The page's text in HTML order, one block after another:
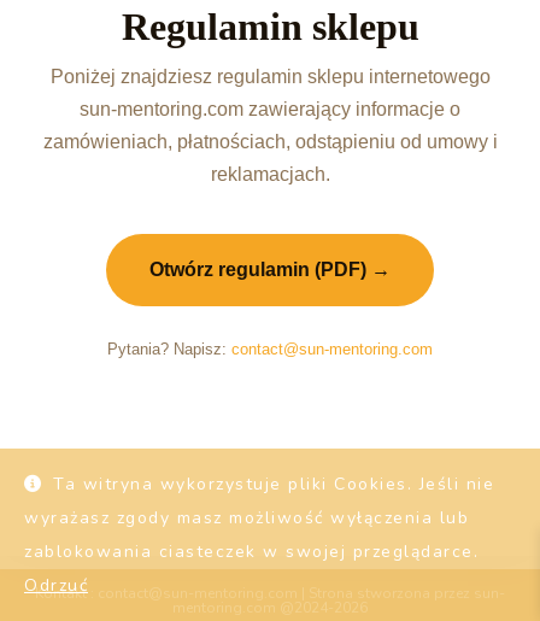
Ta witryna wykorzystuje pliki Cookies. Jeśli nie
wyrażasz zgody masz możliwość wyłączenia lub
zablokowania ciasteczek w swojej przeglądarce.
Odrzuć
Regulamin sklepu
Poniżej znajdziesz regulamin sklepu internetowego
sun-mentoring.com zawierający informacje o
zamówieniach, płatnościach, odstąpieniu od umowy i
reklamacjach.
Otwórz regulamin (PDF) →
Pytania? Napisz: contact@sun-mentoring.com
Kontakt : contact@sun-mentoring.com | Strona stworzona przez sun-
mentoring.com @2024-2026